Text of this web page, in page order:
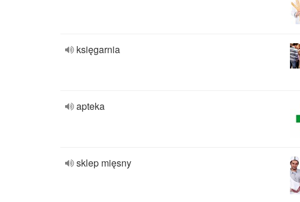
księgarnia
apteka
sklep mięsny